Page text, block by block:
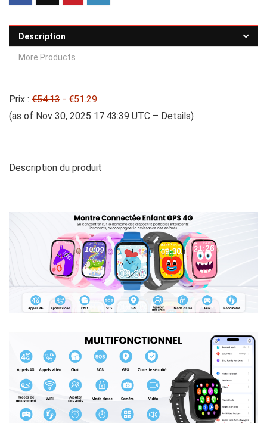
Description
More Products
Prix : €54.13 - €51.29
(as of Nov 30, 2025 17:43:39 UTC – Details)
Description du produit